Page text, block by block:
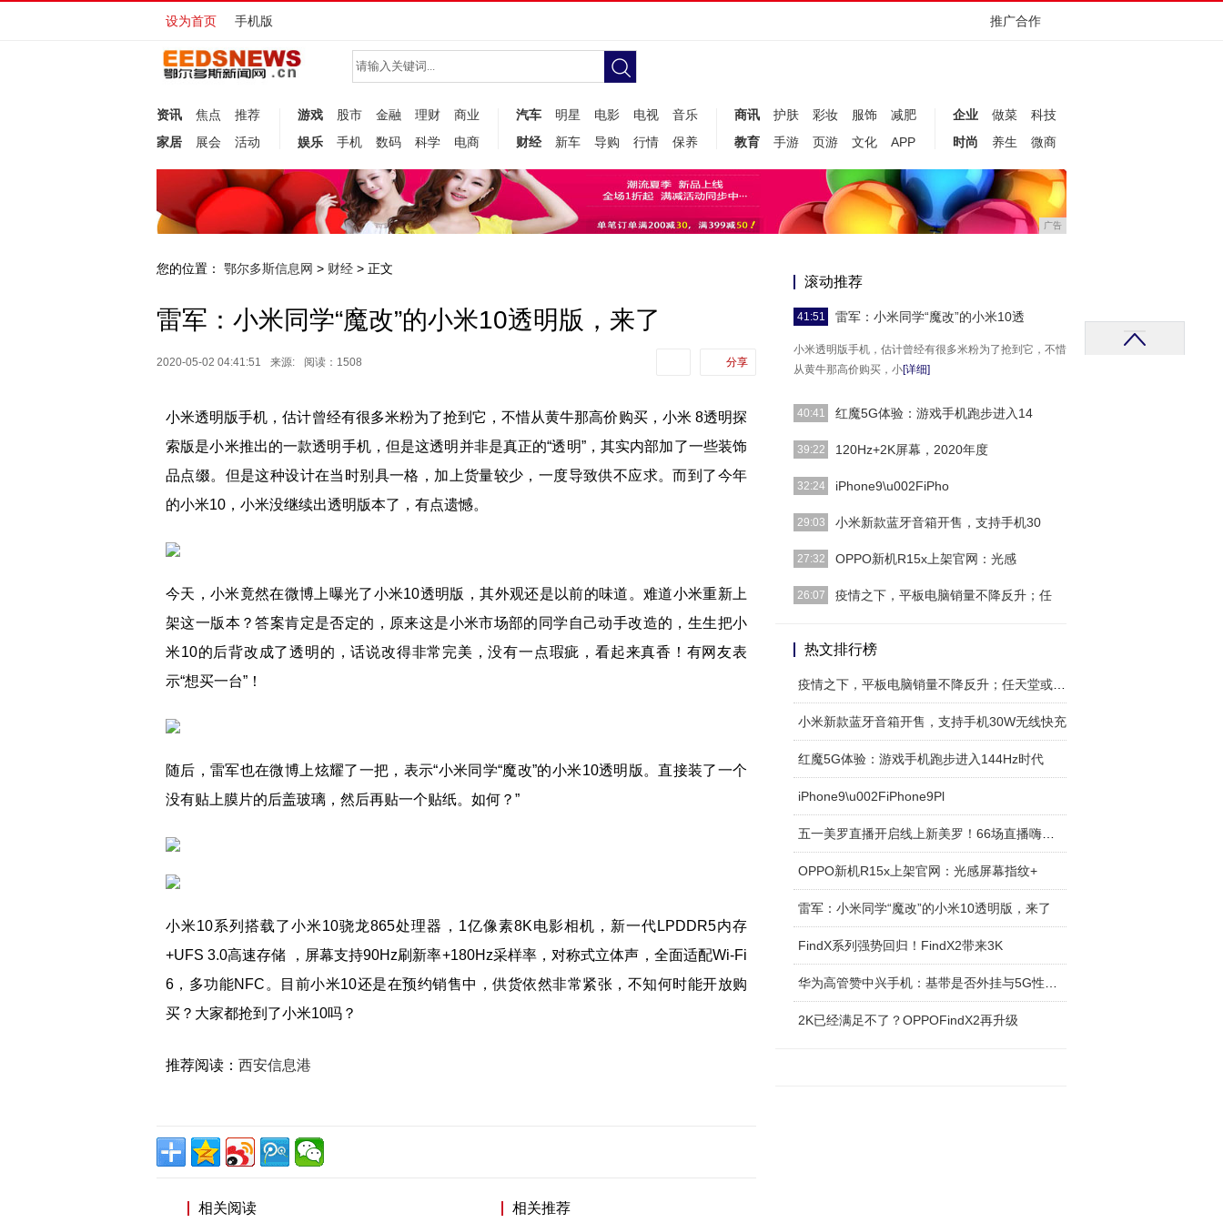
设为首页 手机版 推广合作
资讯 焦点
推荐
家居
展会 活动
游戏 股市 金融 理财
商业
娱乐
手机 数码 科学 电商
汽车 明星 电影 电视
音乐
财经
新车 导购 行情 保养
商讯 护肤 彩妆 服饰
减肥
教育
手游 页游 文化 APP
企业 做菜
科技
时尚
养生 微商
广告
您的位置： 鄂尔多斯信息网 > 财经 > 正文
雷军：小米同学“魔改”的小米10透明版，来了
2020-05-02 04:41:51 来源: 阅读：1508 分享
小米透明版手机，估计曾经有很多米粉为了抢到它，不惜从黄牛那高价购买，小米 8透明探
索版是小米推出的一款透明手机，但是这透明并非是真正的“透明”，其实内部加了一些装饰
品点缀。但是这种设计在当时别具一格，加上货量较少，一度导致供不应求。而到了今年
的小米10，小米没继续出透明版本了，有点遗憾。
今天，小米竟然在微博上曝光了小米10透明版，其外观还是以前的味道。难道小米重新上
架这一版本？答案肯定是否定的，原来这是小米市场部的同学自己动手改造的，生生把小
米10的后背改成了透明的，话说改得非常完美，没有一点瑕疵，看起来真香！有网友表
示“想买一台”！
随后，雷军也在微博上炫耀了一把，表示“小米同学“魔改”的小米10透明版。直接装了一个
没有贴上膜片的后盖玻璃，然后再贴一个贴纸。如何？”
小米10系列搭载了小米10骁龙865处理器，1亿像素8K电影相机，新一代LPDDR5内存
+UFS 3.0高速存储 ，屏幕支持90Hz刷新率+180Hz采样率，对称式立体声，全面适配Wi-Fi
6，多功能NFC。目前小米10还是在预约销售中，供货依然非常紧张，不知何时能开放购
买？大家都抢到了小米10吗？
推荐阅读： 西安信息港
相关阅读 相关推荐
滚动推荐
41:51 雷军：小米同学“魔改”的小米10透
小米透明版手机，估计曾经有很多米粉为了抢到它，不惜
从黄牛那高价购买，小[详细]
40:41 红魔5G体验：游戏手机跑步进入14
手机上终究还是出现了 144Hz 刷新率的屏幕。我们知道
39:22 120Hz+2K屏幕，2020年度
2月11日，OPPO沈义人在微博上发起了2020年安卓旗舰
32:24 iPhone9\u002FiPho
在“iPhoneSE 2”这一命名成功吸引了大批小屏爱好者的
29:03 小米新款蓝牙音箱开售，支持手机30
在小米10系列发布会上，小米为大家带来了一款全新智
27:32 OPPO新机R15x上架官网：光感
OPPO的R系列机型可以说是国产手机中人气最高的手机
26:07 疫情之下，平板电脑销量不降反升；任
值比新东方高几十倍2
热文排行榜
小米新款蓝牙音箱开售，支持手机30W无线快充
红魔5G体验：游戏手机跑步进入144Hz时代
iPhone9\u002FiPhone9Pl
OPPO新机R15x上架官网：光感屏幕指纹+
雷军：小米同学“魔改”的小米10透明版，来了
FindX系列强势回归！FindX2带来3K
2K已经满足不了？OPPOFindX2再升级